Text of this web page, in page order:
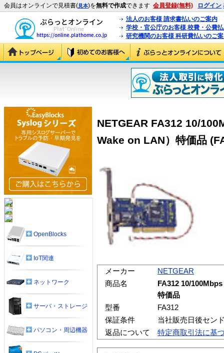
会員はオンラインで見積書(見本)を無料で作成できます 会員登録(無料) ログイン
法人のお客様 請求書払いのご案内
学校・官公庁のお客様 校費・公費
研究機関のお客様 科研費払いのご
NETGEAR FA312 10/
Wake on LAN）特価品
メーカー
NETGEAR
商品名
FA312 10/
特価品
型番
FA312
保証条件
当社販売日後セン
返品について
特定商取引法に基
OpenBlocks
IoT関連
ネットワーク
サーバ・ストレージ
パソコン・周辺機器